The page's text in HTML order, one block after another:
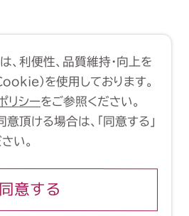
2026 Yasui
Inc.
、利便性、品質維持・向上を
）を使用しております。
リシーをご参照ください。
頂ける場合は、「同意する」
い。
同意する